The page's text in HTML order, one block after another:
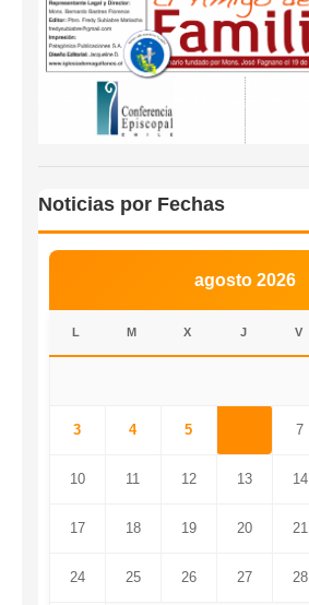
Noticias por Fechas
agosto 2026
L M X J V
3 4 5 7
10 11 12 13 14
17 18 19 20 21
24 25 26 27 28